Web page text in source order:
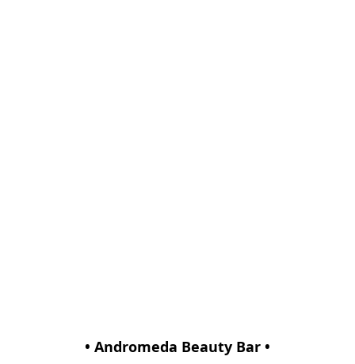
• Andromeda Beauty Bar •